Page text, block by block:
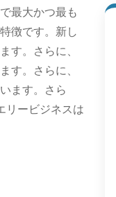
最大かつ最も
徴です。新し
す。さらに、
す。さらに、
ます。さら
リービジネスは